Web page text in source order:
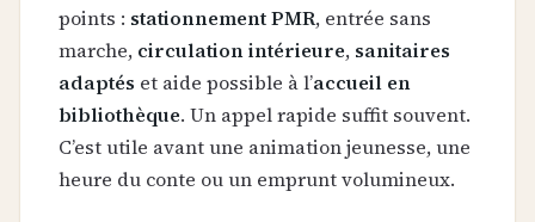
points : stationnement PMR, entrée sans
marche, circulation intérieure, sanitaires
adaptés et aide possible à l’accueil en
bibliothèque. Un appel rapide suffit souvent.
C’est utile avant une animation jeunesse, une
heure du conte ou un emprunt volumineux.